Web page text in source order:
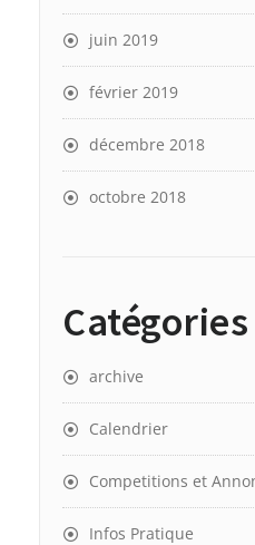
juin 2019
février 2019
décembre 2018
octobre 2018
Catégories
archive
Calendrier
Competitions et
Infos Pratique